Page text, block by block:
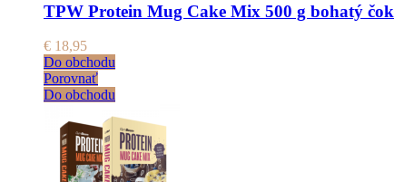
TPW Protein Mug Cake Mix 500 g bohatý
€ 18,95
Do obchodu
Porovnať
Do obchodu